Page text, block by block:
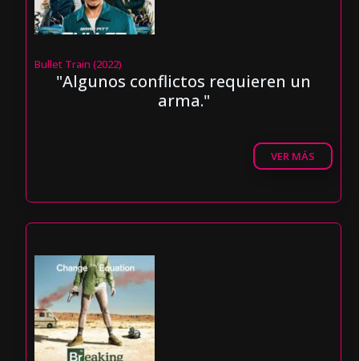
Bullet Train (2022)
"Algunos conflictos requieren un
arma."
VER MÁS